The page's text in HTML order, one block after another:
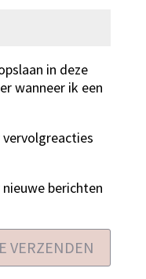
in deze
wanneer ik een
berichten